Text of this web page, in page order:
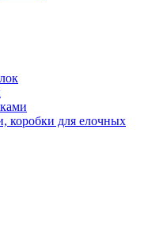
коробки для елочных